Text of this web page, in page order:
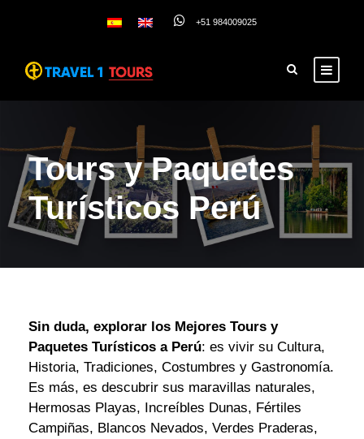
+51 984009025
Tours y Paquetes
Turísticos Perú
Sin duda, explorar los Mejores Tours y
Paquetes Turísticos a Perú: es vivir su Cultura,
Historia, Tradiciones, Costumbres y Gastronomía.
Es más, es descubrir sus maravillas naturales,
Hermosas Playas, Increíbles Dunas, Fértiles
Campiñas, Blancos Nevados, Verdes Praderas,